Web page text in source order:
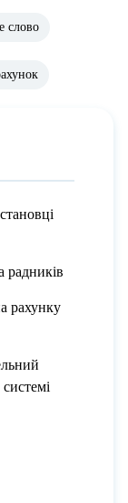
слово
радників
рахунку